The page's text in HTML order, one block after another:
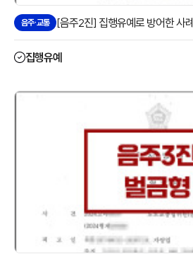
음주·교통 [음주2진] 집행유예로 방어한 사례
집행유예